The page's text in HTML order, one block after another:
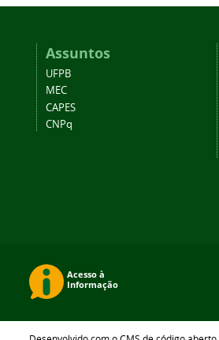
Assuntos
UFPB
MEC
CAPES
CNPq